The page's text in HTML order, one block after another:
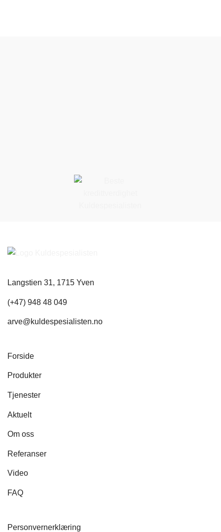
Langstien 31, 1715 Yven
(+47) 948 48 049
arve@kuldespesialisten.no
Forside
Produkter
Tjenester
Aktuelt
Om oss
Referanser
Video
FAQ
Personvernerklæring